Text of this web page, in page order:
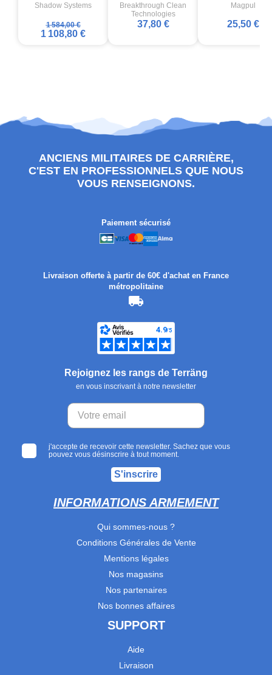
Shadow Systems
1 584,00 €
1 108,80 €
Breakthrough Clean
Technologies
37,80 €
Magpul
25,50 €
ANCIENS MILITAIRES DE CARRIÈRE,
C'EST EN PROFESSIONNELS QUE NOUS
VOUS RENSEIGNONS.
Paiement sécurisé
Livraison offerte à partir de 60€ d'achat en France
métropolitaine
Rejoignez les rangs de Terräng
en vous inscrivant à notre newsletter
j'accepte de recevoir cette newsletter. Sachez que vous
pouvez vous désinscrire à tout moment.
S'inscrire
INFORMATIONS ARMEMENT
Qui sommes-nous ?
Conditions Générales de Vente
Mentions légales
Nos magasins
Nos partenaires
Nos bonnes affaires
SUPPORT
Aide
Livraison